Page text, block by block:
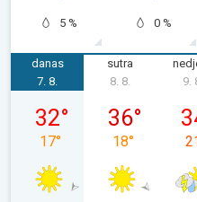
5 % 0 %
danas
petak, 07. 08.
7. 8.
32°
17°
sutra
8. 8.
36°
18°
9.